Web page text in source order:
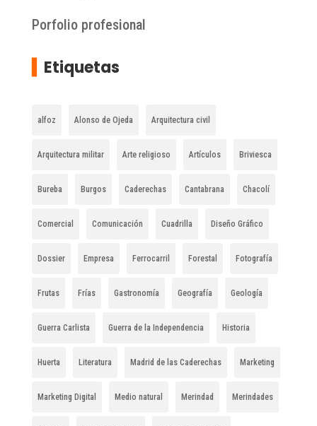
Porfolio profesional
Etiquetas
alfoz Alonso de Ojeda Arquitectura civil
Arquitectura militar Arte religioso Artículos Briviesca
Bureba Burgos Caderechas Cantabrana Chacolí
Comercial Comunicación Cuadrilla Diseño Gráfico
Dossier Empresa Ferrocarril Forestal Fotografía
Frutas Frías Gastronomía Geografía Geología
Guerra Carlista Guerra de la Independencia Historia
Huerta Literatura Madrid de las Caderechas Marketing
Marketing Digital Medio natural Merindad Merindades